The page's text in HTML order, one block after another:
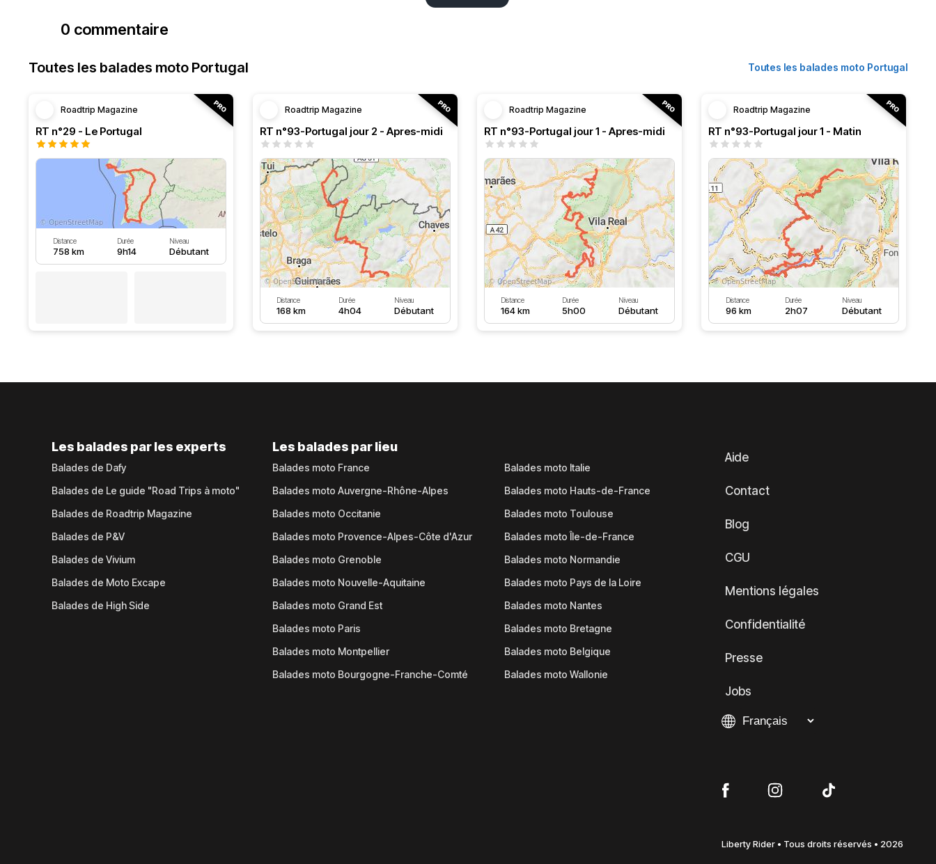
0 commentaire
Toutes les balades moto Portugal Toutes les balades moto Portugal
Roadtrip Magazine
RT n°29 - Le Portugal
Distance
758 km
Durée
9h14
Niveau
Débutant
Roadtrip Magazine
RT n°93-Portugal jour 2 - Apres-midi
Distance
168 km
Durée
4h04
Niveau
Débutant
Roadtrip Magazine
RT n°93-Portugal jour 1 - Apres-midi
Distance
164 km
Durée
5h00
Niveau
Débutant
Roadtrip Magazine
RT n°93-Portugal jour 1 - Matin
Distance
96 km
Durée
2h07
Niveau
Débutant
Les balades par les experts
Balades de Dafy
Balades de Le guide "Road Trips à moto"
Balades de Roadtrip Magazine
Balades de P&V
Balades de Vivium
Balades de Moto Excape
Balades de High Side
Les balades par lieu
Balades moto France
Balades moto Auvergne-Rhône-Alpes
Balades moto Occitanie
Balades moto Provence-Alpes-Côte d'Azur
Balades moto Grenoble
Balades moto Nouvelle-Aquitaine
Balades moto Grand Est
Balades moto Paris
Balades moto Montpellier
Balades moto Bourgogne-Franche-Comté
Balades moto Italie
Balades moto Hauts-de-France
Balades moto Toulouse
Balades moto Île-de-France
Balades moto Normandie
Balades moto Pays de la Loire
Balades moto Nantes
Balades moto Bretagne
Balades moto Belgique
Balades moto Wallonie
Aide
Contact
Blog
CGU
Mentions légales
Confidentialité
Presse
Jobs
Liberty Rider • Tous droits réservés • 2026